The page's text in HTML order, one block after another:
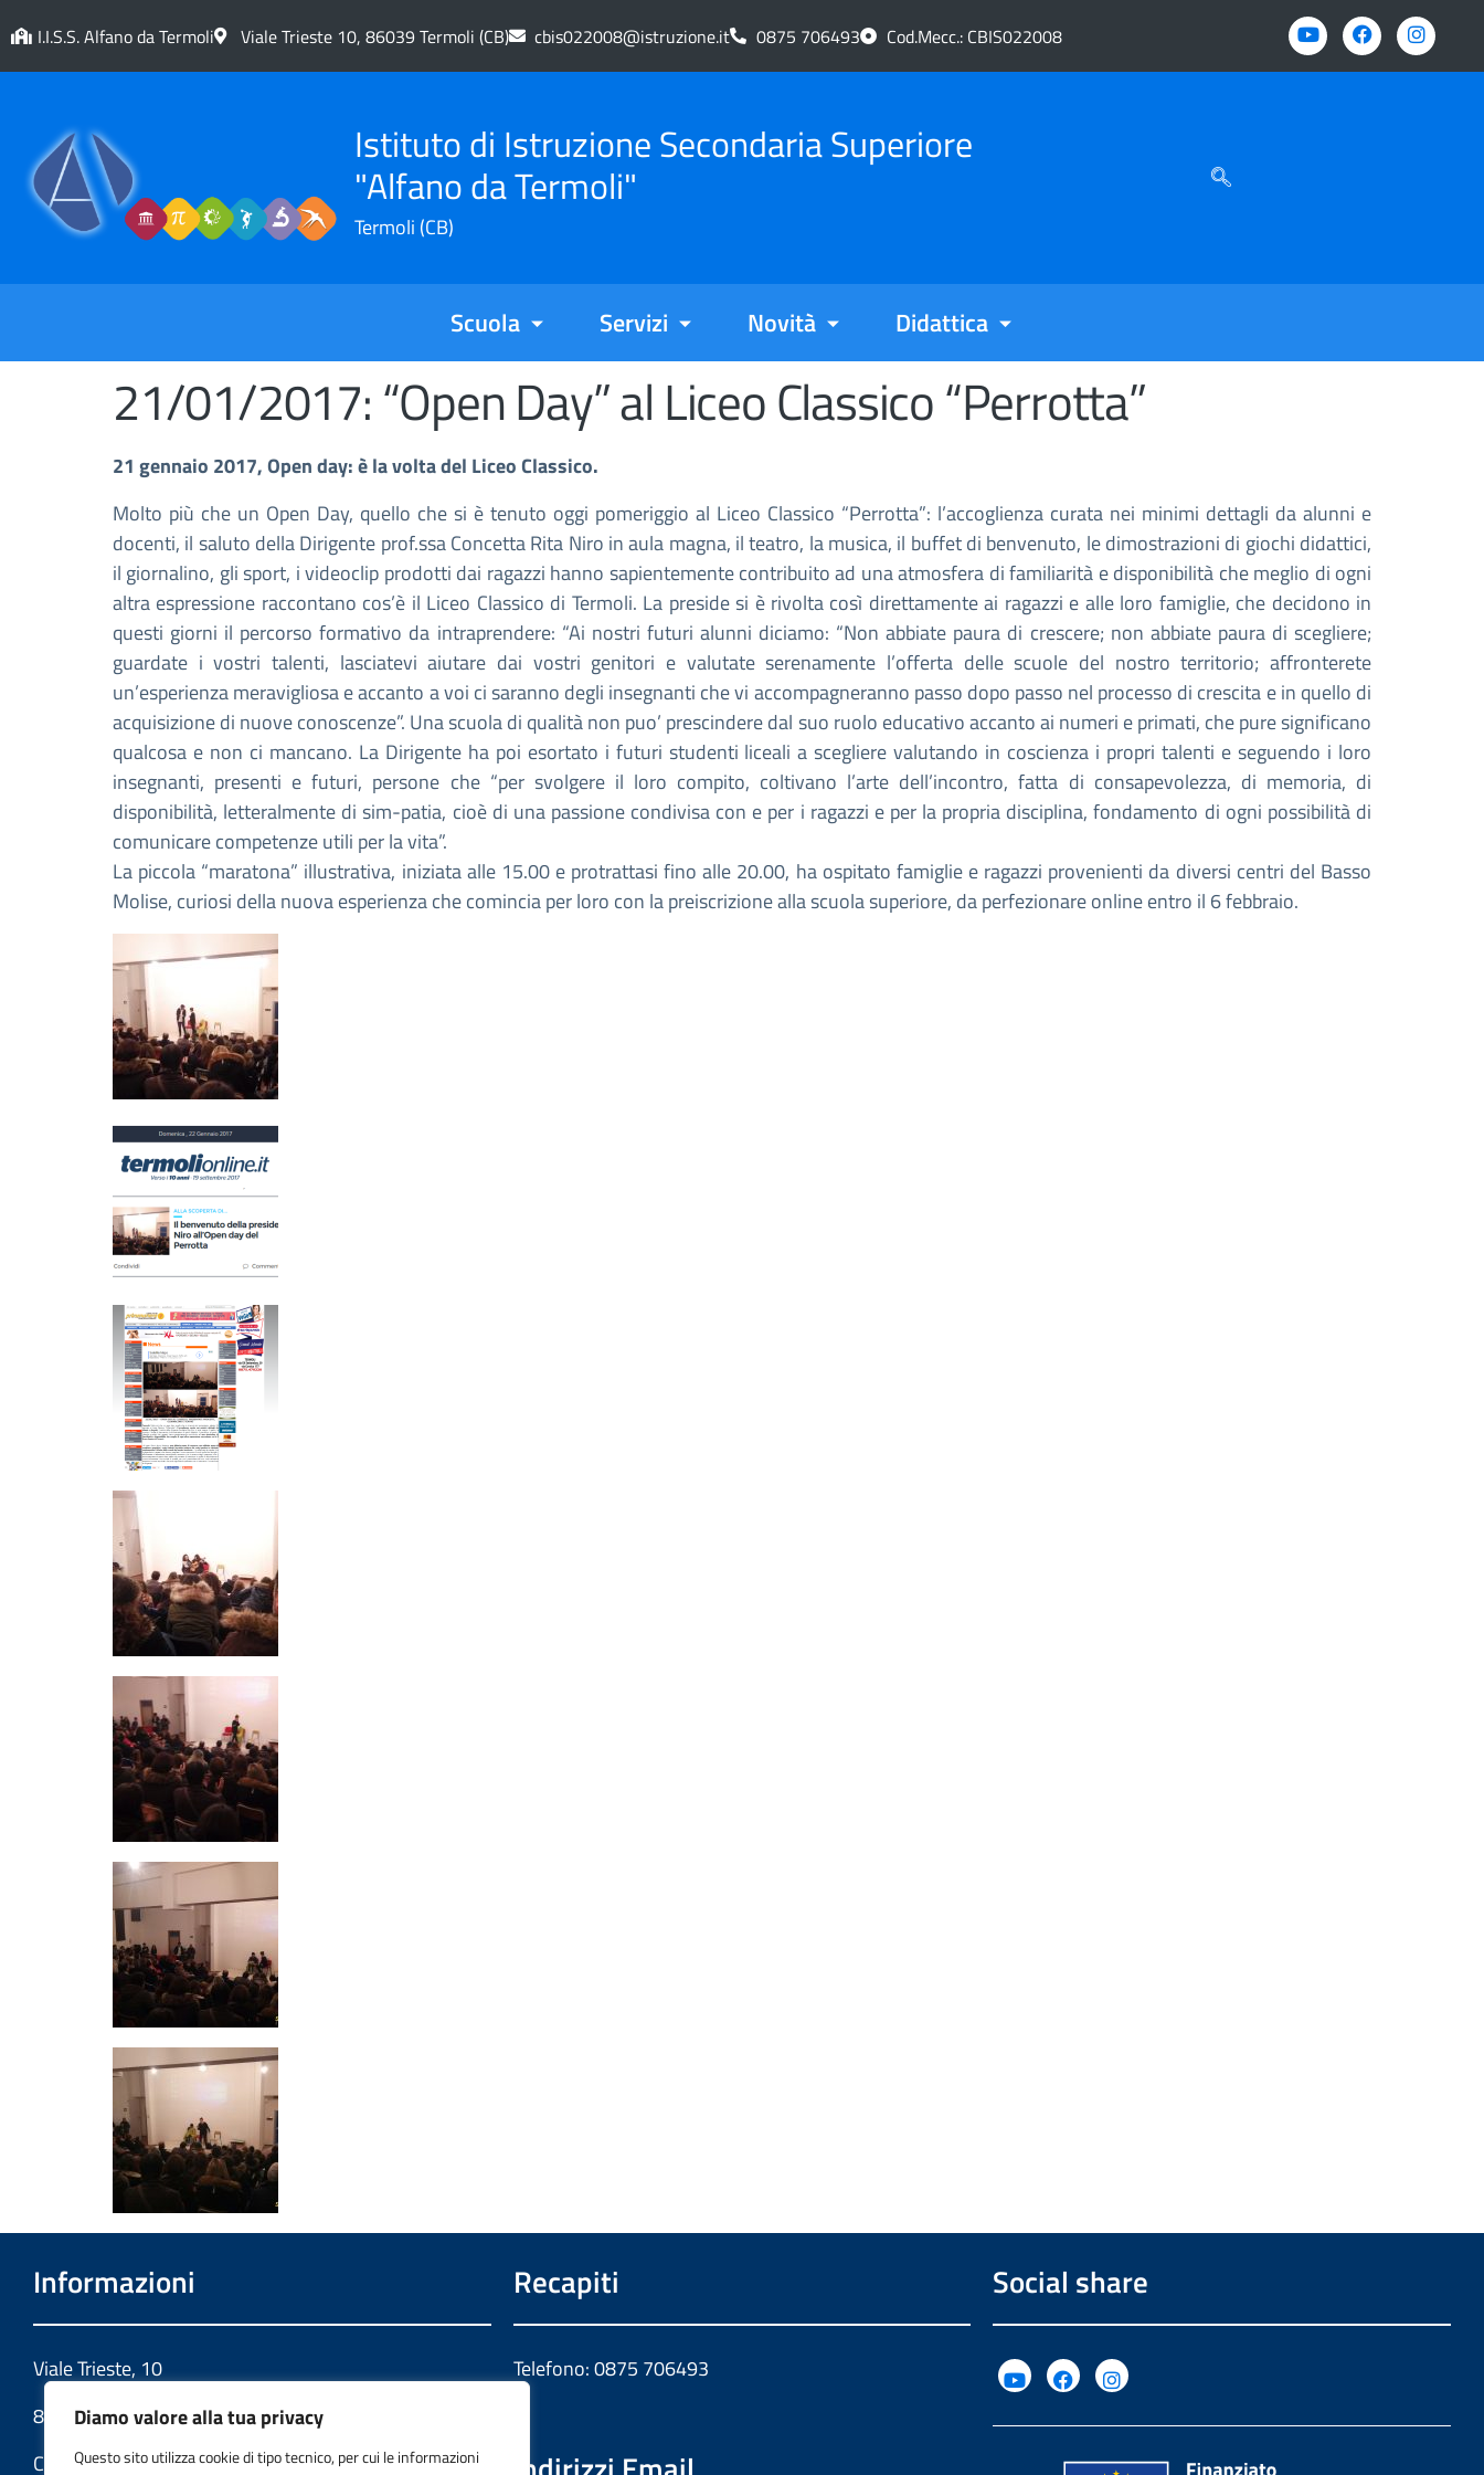
Diamo valore alla tua privacy
Questo sito utilizza cookie di tipo tecnico, per cui le informazioni
I.I.S.S. Alfano da Termoli Viale Trieste 10, 86039 Termoli (CB) cbis022008@istruzione.it 0875 706493 Cod.Mecc.: CBIS022008
Istituto di Istruzione Secondaria Superiore
"Alfano da Termoli"
Termoli (CB)
Scuola Servizi Novità Didattica
21/01/2017: “Open Day” al Liceo Classico “Perrotta”
21 gennaio 2017, Open day: è la volta del Liceo Classico.
Molto più che un Open Day, quello che si è tenuto oggi pomeriggio al Liceo Classico “Perrotta”: l’accoglienza curata nei minimi dettagli da alunni e
docenti, il saluto della Dirigente prof.ssa Concetta Rita Niro in aula magna, il teatro, la musica, il buffet di benvenuto, le dimostrazioni di giochi didattici,
il giornalino, gli sport, i videoclip prodotti dai ragazzi hanno sapientemente contribuito ad una atmosfera di familiarità e disponibilità che meglio di ogni
altra espressione raccontano cos’è il Liceo Classico di Termoli. La preside si è rivolta così direttamente ai ragazzi e alle loro famiglie, che decidono in
questi giorni il percorso formativo da intraprendere: “Ai nostri futuri alunni diciamo: “Non abbiate paura di crescere; non abbiate paura di scegliere;
guardate i vostri talenti, lasciatevi aiutare dai vostri genitori e valutate serenamente l’offerta delle scuole del nostro territorio; affronterete
un’esperienza meravigliosa e accanto a voi ci saranno degli insegnanti che vi accompagneranno passo dopo passo nel processo di crescita e in quello di
acquisizione di nuove conoscenze”. Una scuola di qualità non puo’ prescindere dal suo ruolo educativo accanto ai numeri e primati, che pure significano
qualcosa e non ci mancano. La Dirigente ha poi esortato i futuri studenti liceali a scegliere valutando in coscienza i propri talenti e seguendo i loro
insegnanti, presenti e futuri, persone che “per svolgere il loro compito, coltivano l’arte dell’incontro, fatta di consapevolezza, di memoria, di
disponibilità, letteralmente di sim-patia, cioè di una passione condivisa con e per i ragazzi e per la propria disciplina, fondamento di ogni possibilità di
comunicare competenze utili per la vita”.
La piccola “maratona” illustrativa, iniziata alle 15.00 e protrattasi fino alle 20.00, ha ospitato famiglie e ragazzi provenienti da diversi centri del Basso
Molise, curiosi della nuova esperienza che comincia per loro con la preiscrizione alla scuola superiore, da perfezionare online entro il 6 febbraio.
Informazioni
Viale Trieste, 10
86039 Termoli (CB)
Codice fiscale: 91049580706
Recapiti
Telefono: 0875 706493
Social share